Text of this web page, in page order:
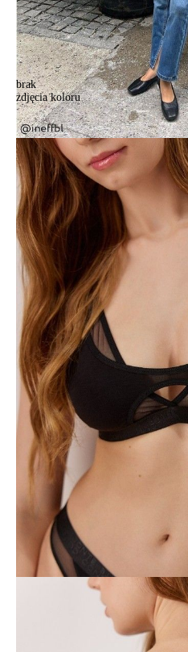
brak
zdjęcia koloru
Bustier damski CE DOUBLE
Bustier damski CE DOUBLE
82,90 zł
24%
62,90 zł
Kolory:
BRAK
ZDJĘCIA
BRAK
ZDJĘCIA
Rozmiary:
Tabela rozmiarów
170-84/XS
170-88/S
170-92/M
170-96/L
Ilość:
DODAJ DO KOSZYKA
Jak złożyć zamówienie
POWIADOM MNIE O
ПОЛУЧИТЬ ПО EMAIL
Dostawa
darmowa od 99 zł
czas dostawy: 1-2 dni robocze
Paczkomaty InPost 24/7,
czas dostawy: 1-2 dni robocze
Odbiór osobistyw sklepie Conte
pn.- czw. 8:00 - 16:00, pt. 8:00 -
Opis produktu
Dwuczęściowy bustier z włókna
zaprojektowany z myślą o